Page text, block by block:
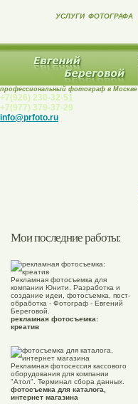
УСЛУГИ ФОТОГРАФА
профессиональный фотограф в Москве
+7(926) 230-32-51
+7(977) 379-37-29
info@prfoto.ru
Мои последние работы:
Рекламная фотосъемка для
компании Юнити. Разработка и
создание идеи, фотосъемка, пост-
обработка - Фотограф - Евгений
Береговой.
рекламная фотосъемка:
креатив
Рекламная фотосессия кассового
оборудования для компании
"Атол". Терминал сбора данных.
фотосъемка для каталога,
интернет магазина